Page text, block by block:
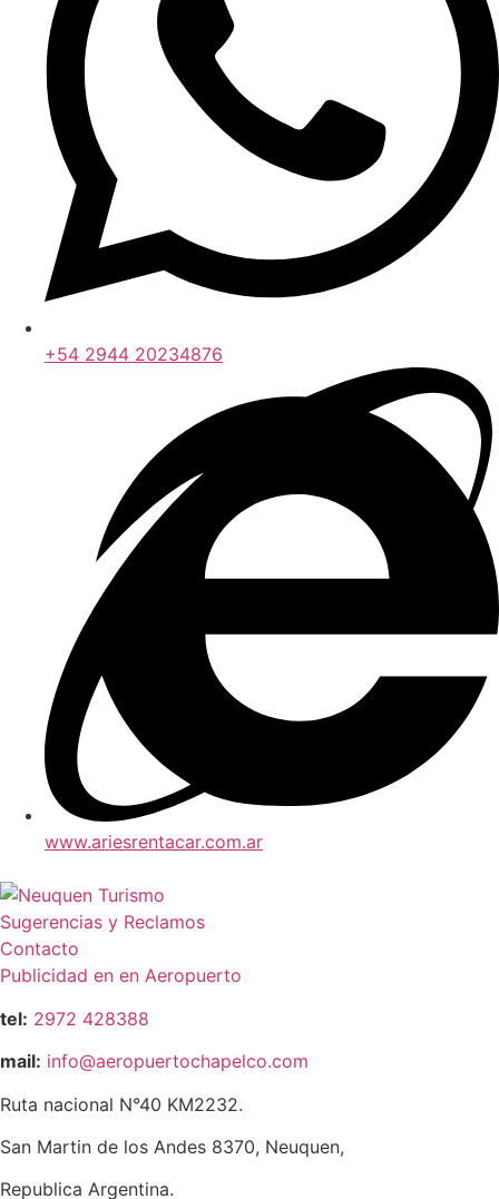
+54 2944 20234876
www.ariesrentacar.com.ar
Sugerencias y Reclamos
Contacto
Publicidad en en Aeropuerto
tel: 2972 428388
mail: info@aeropuertochapelco.com
Ruta nacional N°40 KM2232.
San Martin de los Andes 8370, Neuquen,
Republica Argentina.